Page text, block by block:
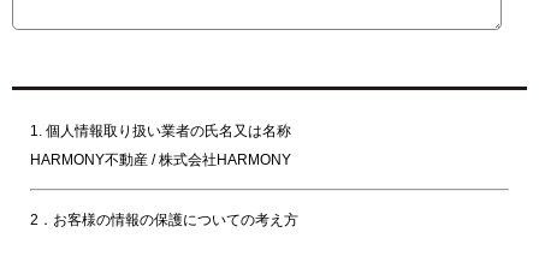
1. 個人情報取り扱い業者の氏名又は名称
HARMONY不動産 / 株式会社HARMONY
2．お客様の情報の保護についての考え方